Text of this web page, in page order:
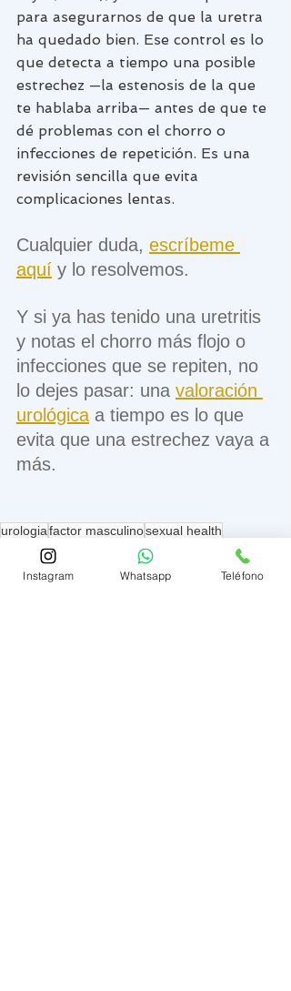
para asegurarnos de que la uretra
ha quedado bien. Ese control es lo
que detecta a tiempo una posible
estrechez —la estenosis de la que
te hablaba arriba— antes de que te
dé problemas con el chorro o
infecciones de repetición. Es una
revisión sencilla que evita
complicaciones lentas.
Cualquier duda, escríbeme
aquí y lo resolvemos.
Y si ya has tenido una uretritis
y notas el chorro más flojo o
infecciones que se repiten, no
lo dejes pasar: una valoración
urológica a tiempo es lo que
evita que una estrechez vaya a
más.
urologiafactor masculinosexual health
salud sexual
FACTOR MASCULINO
Instagram Whatsapp Teléfono